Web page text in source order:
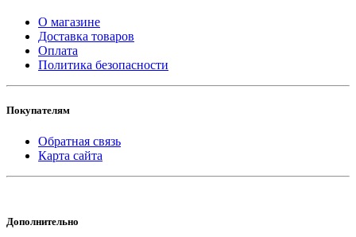
О магазине
Доставка товаров
Оплата
Политика безопасности
Покупателям
Обратная связь
Карта сайта
Дополнительно